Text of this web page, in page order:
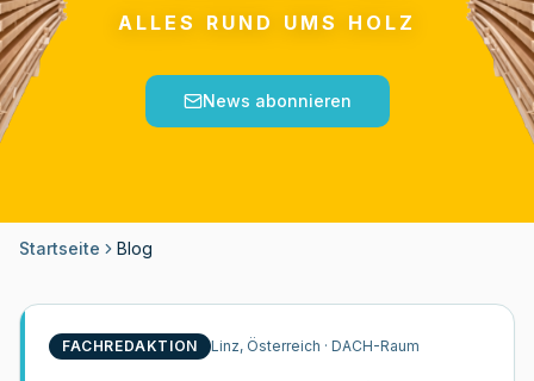
Demo anfordern
ALLES RUND UMS HOLZ
Holzpreise, Digitalisierung & KI für Holzverarbeiter.
News abonnieren
Startseite Blog
FACHREDAKTION Linz, Österreich · DACH-Raum